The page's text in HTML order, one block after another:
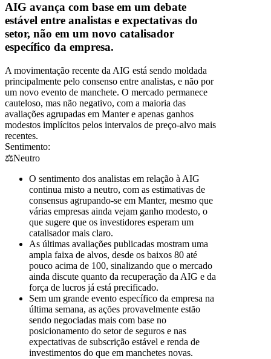
AIG avança com base em um debate
estável entre analistas e expectativas do
setor, não em um novo catalisador
específico da empresa.
A movimentação recente da AIG está sendo moldada
principalmente pelo consenso entre analistas, e não por
um novo evento de manchete. O mercado permanece
cauteloso, mas não negativo, com a maioria das
avaliações agrupadas em Manter e apenas ganhos
modestos implícitos pelos intervalos de preço-alvo mais
recentes.
Sentimento:
⚖️Neutro
O sentimento dos analistas em relação à AIG
continua misto a neutro, com as estimativas de
consensus agrupando-se em Manter, mesmo que
várias empresas ainda vejam ganho modesto, o
que sugere que os investidores esperam um
catalisador mais claro.
As últimas avaliações publicadas mostram uma
ampla faixa de alvos, desde os baixos 80 até
pouco acima de 100, sinalizando que o mercado
ainda discute quanto da recuperação da AIG e da
força de lucros já está precificado.
Sem um grande evento específico da empresa na
última semana, as ações provavelmente estão
sendo negociadas mais com base no
posicionamento do setor de seguros e nas
expectativas de subscrição estável e renda de
investimentos do que em manchetes novas.